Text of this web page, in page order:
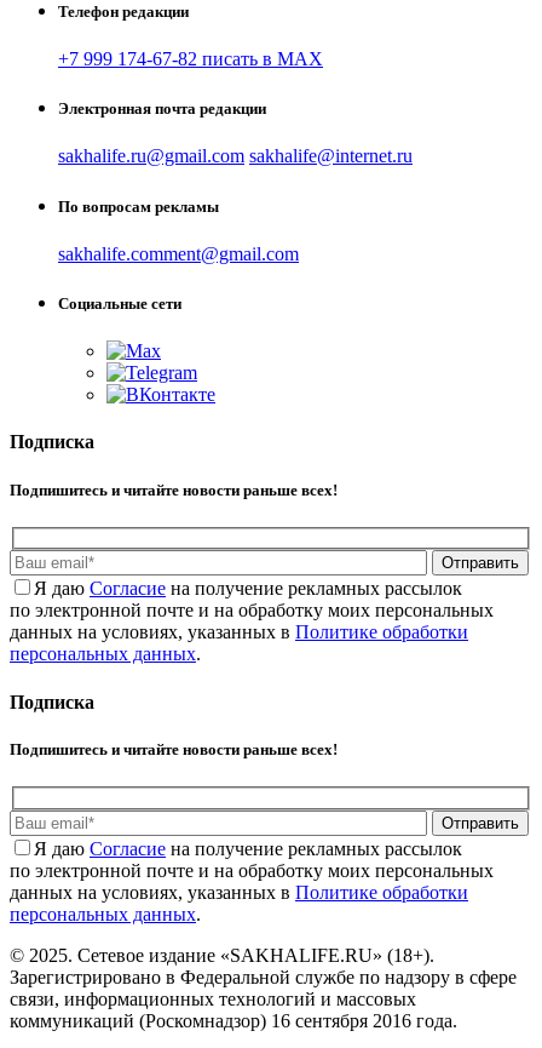
Телефон редакции
+7 999 174-67-82 писать в MAX
Электронная почта редакции
sakhalife.ru@gmail.com sakhalife@internet.ru
По вопросам рекламы
sakhalife.comment@gmail.com
Социальные сети
Подписка
Подпишитесь и читайте новости раньше всех!
Отправить
Я даю Cогласие на получение рекламных рассылок
по электронной почте и на обработку моих персональных
данных на условиях, указанных в Политике обработки
персональных данных.
Подписка
Подпишитесь и читайте новости раньше всех!
Отправить
Я даю Cогласие на получение рекламных рассылок
по электронной почте и на обработку моих персональных
данных на условиях, указанных в Политике обработки
персональных данных.
© 2025. Сетевое издание «SAKHALIFE.RU» (18+).
Зарегистрировано в Федеральной службе по надзору в сфере
связи, информационных технологий и массовых
коммуникаций (Роскомнадзор) 16 сентября 2016 года.